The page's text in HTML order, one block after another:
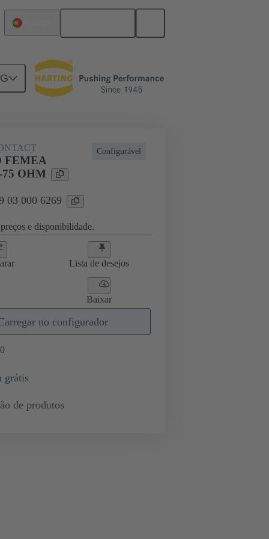
connection 09 03 000 6269
Configurável
FEMEA
OHM
03 000 6269
e disponibilidade.
Lista de desejos
Baixar
no configurador
0
grátis
de produtos